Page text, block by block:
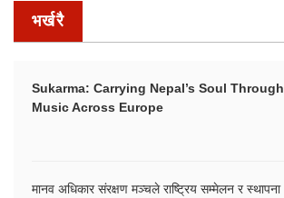
भर्खरै
Sukarma: Carrying Nepal’s Soul Through
Music Across Europe
मानव अधिकार संरक्षण मञ्चले राष्ट्रिय सम्मेलन र स्थापना